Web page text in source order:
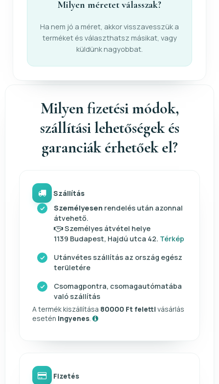
Milyen méretet válasszak?
Ha nem jó a méret, akkor visszavesszük a
terméket és választhatsz másikat, vagy
küldünk nagyobbat.
Milyen fizetési módok,
szállítási lehetőségek és
garanciák érhetőek el?
Szállítás
Személyesen rendelés után azonnal
átvehető.
Személyes átvétel helye
1139 Budapest, Hajdú utca 42. Térkép
Utánvétes szállítás az ország egész
területére
Csomagpontra, csomagautómatába
való szállítás
A termék kiszállítása 80000 Ft feletti vásárlás
esetén ingyenes
Fizetés